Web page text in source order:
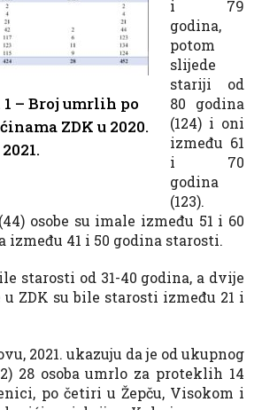
1 – Broj umrlih po
ZDK u 2020.
i 79
godina,
potom
slijede
stariji od
80 godina
(124) i oni
između 61
i 70
godina
(123).
osobe su imale između 51 i 60
između 41 i 50 godina starosti.
starosti od 31-40 godina, a dvije
u ZDK su bile starosti između 21 i
2021. ukazuju da je od ukupnog
28 osoba umrlo za proteklih 14
po četiri u Žepču, Visokom i